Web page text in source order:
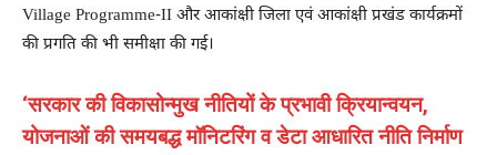
Village Programme-II और आकांक्षी जिला एवं आकांक्षी प्रखंड कार्यक्रमों
की प्रगति की भी समीक्षा की गई।
‘सरकार की विकासोन्मुख नीतियों के प्रभावी क्रियान्वयन,
योजनाओं की समयबद्ध मॉनिटरिंग व डेटा आधारित नीति निर्माण